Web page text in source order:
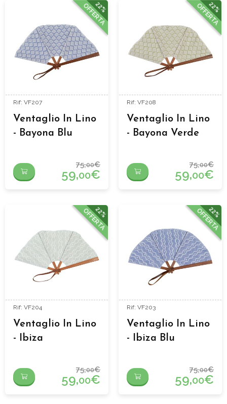
22%
OFFERTA
Rif: VF207
Ventaglio In Lino
- Bayona Blu
75,00€
59,00€
22%
OFFERTA
Rif: VF208
Ventaglio In Lino
- Bayona Verde
75,00€
59,00€
22%
OFFERTA
Rif: VF204
Ventaglio In Lino
- Ibiza
75,00€
59,00€
22%
OFFERTA
Rif: VF203
Ventaglio In Lino
- Ibiza Blu
75,00€
59,00€